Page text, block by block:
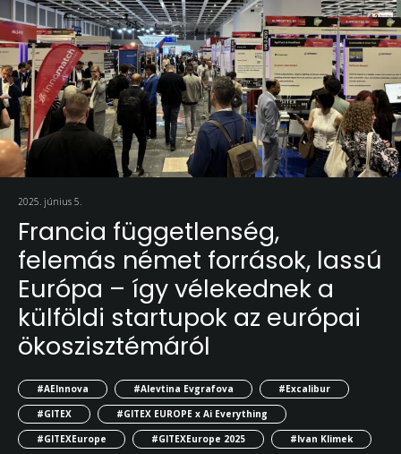
2025. június 5.
Francia függetlenség,
felemás német források, lassú
Európa – így vélekednek a
külföldi startupok az európai
ökoszisztémáról
#AEInnova #Alevtina Evgrafova
#Excalibur
#GITEX
#GITEX EUROPE x Ai Everything
#GITEXEurope
#GITEXEurope 2025
#Ivan Klimek